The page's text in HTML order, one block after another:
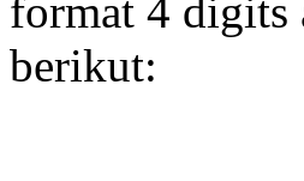
format 4 digits
berikut: